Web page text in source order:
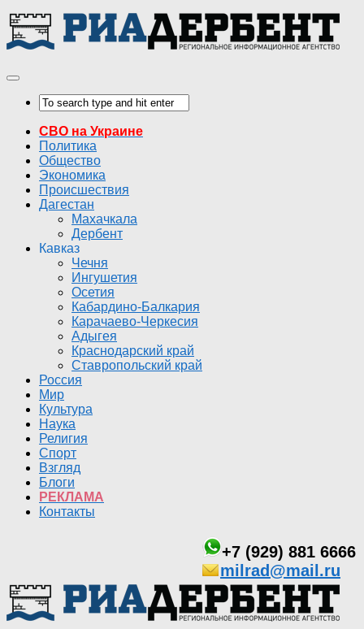
СВО на Украине
Политика
Общество
Экономика
Происшествия
Дагестан
Махачкала
Дербент
Кавказ
Чечня
Ингушетия
Осетия
Кабардино-Балкария
Карачаево-Черкесия
Адыгея
Краснодарский край
Ставропольский край
Россия
Мир
Культура
Наука
Религия
Спорт
Взгляд
Блоги
РЕКЛАМА
Контакты
+7 (929) 881 6666
milrad@mail.ru